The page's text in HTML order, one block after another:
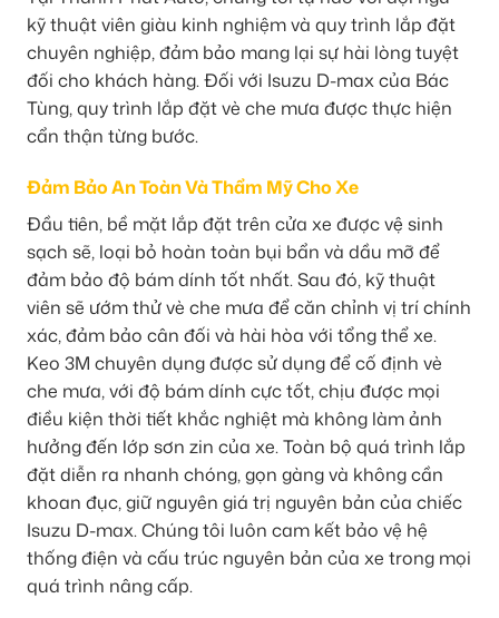
kỹ thuật viên giàu kinh nghiệm và quy trình lắp đặt
chuyên nghiệp, đảm bảo mang lại sự hài lòng tuyệt
đối cho khách hàng. Đối với Isuzu D-max của Bác
Tùng, quy trình lắp đặt vè che mưa được thực hiện
cẩn thận từng bước.
Đảm Bảo An Toàn Và Thẩm Mỹ Cho Xe
Đầu tiên, bề mặt lắp đặt trên cửa xe được vệ sinh
sạch sẽ, loại bỏ hoàn toàn bụi bẩn và dầu mỡ để
đảm bảo độ bám dính tốt nhất. Sau đó, kỹ thuật
viên sẽ ướm thử vè che mưa để căn chỉnh vị trí chính
xác, đảm bảo cân đối và hài hòa với tổng thể xe.
Keo 3M chuyên dụng được sử dụng để cố định vè
che mưa, với độ bám dính cực tốt, chịu được mọi
điều kiện thời tiết khắc nghiệt mà không làm ảnh
hưởng đến lớp sơn zin của xe. Toàn bộ quá trình lắp
đặt diễn ra nhanh chóng, gọn gàng và không cần
khoan đục, giữ nguyên giá trị nguyên bản của chiếc
Isuzu D-max. Chúng tôi luôn cam kết bảo vệ hệ
thống điện và cấu trúc nguyên bản của xe trong mọi
quá trình nâng cấp.